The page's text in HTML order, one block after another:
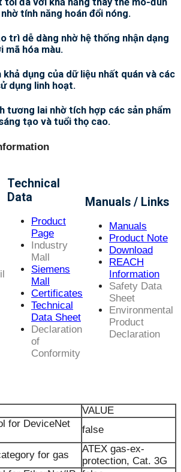
tính năng hoán đổi nóng.
trì dễ dàng nhờ hệ thống nhận dạng
mã hóa màu.
dụng của dữ liệu nhất quán và các
dụng linh hoạt.
tương lai nhờ tích hợp các sản phẩm
tạo và tuổi thọ cao.
Technical
Data
Product
Page
Industry
Mall
Siemens
Mall
Certificates
Technical
Data Sheet
Declaration
of
Conformity
Manuals / Links
Manuals
Product Note
Download
REACH
Information
Safety Data
Sheet
Environmental
Product
Declaration
VALUE
for DeviceNet
false
for gas
ATEX gas-ex-
protection, Cat. 3G